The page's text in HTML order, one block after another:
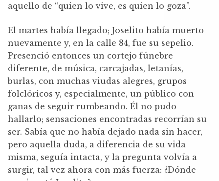
aquello de “quien lo vive, es quien lo goza”.
El martes había llegado; Joselito había muerto
nuevamente y, en la calle 84, fue su sepelio.
Presenció entonces un cortejo fúnebre
diferente, de música, carcajadas, letanías,
burlas, con muchas viudas alegres, grupos
folclóricos y, especialmente, un público con
ganas de seguir rumbeando. Él no pudo
hallarlo; sensaciones encontradas recorrían su
ser. Sabía que no había dejado nada sin hacer,
pero aquella duda, a diferencia de su vida
misma, seguía intacta, y la pregunta volvía a
surgir, tal vez ahora con más fuerza: ¿Dónde